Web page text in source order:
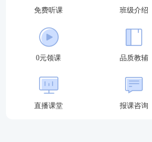
分基础→强化→冲刺3大阶段由
钻石无忧班>> 精品班>>
知识点
克，本套餐涵盖所
有课程，保障完善
弱，需要强化
系统辅导，追
性价比
免费听课 班级介绍
0元领课 品质教辅
直播课堂 报课咨询